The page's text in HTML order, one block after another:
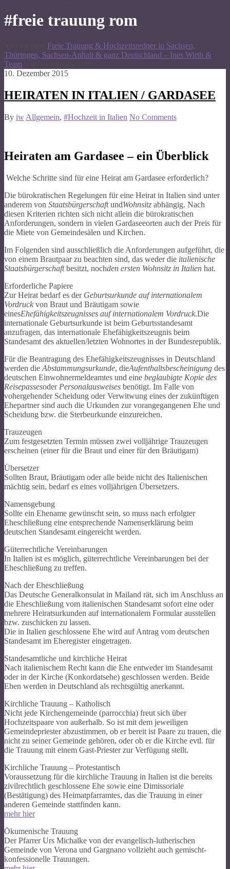
#freie trauung rom
Freie Trauung & Hochzeitsredner in Sachsen,
Thüringen, Sachsen-Anhalt & ganz Deutschland – Ines Wirth &
Team
10. Dezember 2015
HEIRATEN IN ITALIEN / GARDASEE
By iw Allgemein, #Hochzeit in Italien No Comments
Heiraten am Gardasee – ein Überblick
Welche Schritte sind für eine Heirat am Gardasee erforderlich?
Die bürokratischen Regelungen für eine Heirat in Italien sind unter
anderem von StaatsbürgerschaftundWohnsitz abhängig. Nach
diesen Kriterien richten sich nicht allein die bürokratischen
Anforderungen, sondern in vielen Gardaseeorten auch der Preis für
die Miete von Gemeindesälen und Kirchen.
Im Folgenden sind ausschließlich die Anforderungen aufgeführt, die
von einem Brautpaar zu beachten sind, das weder die italienische
Staatsbürgerschaftbesitzt, nochden ersten Wohnsitz in Italien hat.
Erforderliche Papiere
Zur Heirat bedarf es der Geburtsurkunde auf internationalem
Vordruck von Braut und Bräutigam sowie
einesEhefähigkeitszeugnisses auf internationalem Vordruck.Die
internationale Geburtsurkunde ist beim Geburtsstandesamt
anzufragen, das internationale Ehefähigkeitszeugnis beim
Standesamt des aktuellen/letzten Wohnortes in der Bundesrepublik.
Für die Beantragung des Ehefähigkeitszeugnisses in Deutschland
werden die Abstammungsurkunde, dieAufenthaltsbescheinigung des
deutschen Einwohnermeldeamtes und eine beglaubigte Kopie des
Reisepassesoder Personalausweises benötigt. Im Falle von
vohergehender Scheidung oder Verwitwung eines der zukünftigen
Ehepartner sind auch die Urkunden zur vorangegangenen Ehe und
Scheidung bzw. die Sterbeurkunde einzureichen.
Trauzeugen
Zum festgesetzten Termin müssen zwei volljährige Trauzeugen
erscheinen (einer für die Braut und einer für den Bräutigam)
Übersetzer
Sollten Braut, Bräutigam oder alle beide nicht des Italienischen
mächtig sein, bedarf es eines volljährigen Übersetzers.
Namensgebung
Sollte ein Ehename gewünscht sein, so muss nach erfolgter
Eheschließung eine entsprechende Namenserklärung beim
deutschen Standesamt eingereicht werden.
Güterrechtliche Vereinbarungen
In Italien ist es möglich, güterrechtliche Vereinbarungen bei der
Eheschließung zu treffen.
Nach der Eheschließung
Das Deutsche Generalkonsulat in Mailand rät, sich im Anschluss an
die Eheschließung vom italienischen Standesamt sofort eine oder
mehrere Heiratsurkunden auf internationalem Formular ausstellen
bzw. zuschicken zu lassen.
Die in Italien geschlossene Ehe wird auf Antrag vom deutschen
Standesamt im Eheregister eingetragen.
Standesamtliche und kirchliche Heirat
Nach italienischem Recht kann die Ehe entweder im Standesamt
oder in der Kirche (Konkordatsehe) geschlossen werden. Beide
Ehen werden in Deutschland als rechtsgültig anerkannt.
Kirchliche Trauung – Katholisch
Nicht jede Kirchengemeinde (parrocchia) freut sich über
Hochzeitspaare von außerhalb. So ist mit dem jeweiligen
Gemeindepriester abzustimmen, ob er bereit ist Paare zu trauen, die
nicht zu seiner Gemeinde gehören, oder ob er die Kirche evtl. für
die Trauung mit einem Gast-Priester zur Verfügung stellt.
Kirchliche Trauung – Protestantisch
Voraussetzung für die kirchliche Trauung in Italien ist die bereits
zivilrechtlich geschlossene Ehe sowie eine Dimissoriale
(Bestätigung) des Heimatpfarramtes, das die Trauung in einer
anderen Gemeinde stattfinden kann.
mehr hier
Ökumenische Trauung
Der Pfarrer Urs Michalke von der evangelisch-lutherischen
Gemeinde von Verona und Gargnano vollzieht auch gemischt-
konfessionelle Trauungen.